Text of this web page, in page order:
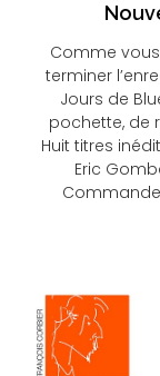
Comme
terminer
Jours de
pochette, de
Huit titres
Eric